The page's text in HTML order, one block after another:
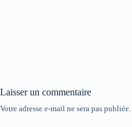
Laisser un commentaire
Votre adresse e-mail ne sera pas publiée.